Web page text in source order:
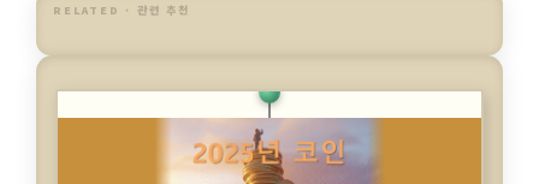
RELATED · 관련 추천